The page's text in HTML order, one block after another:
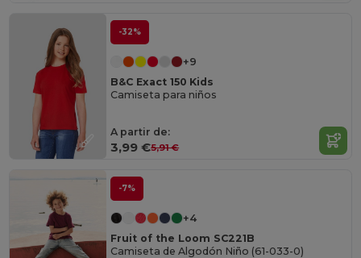
-32%
+9
B&C Exact 150 Kids
Camiseta para niños
A partir de:
3,99 €5,91 €
-7%
+4
Fruit of the Loom SC221B
Camiseta de Algodón Niño (61-033-0)